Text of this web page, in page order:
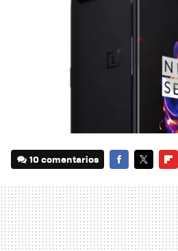
10 comentarios